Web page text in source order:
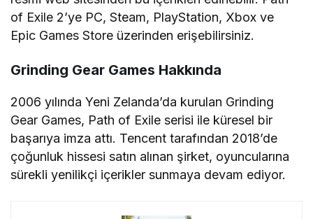
of Exile 2’ye PC, Steam, PlayStation, Xbox ve
Epic Games Store üzerinden erişebilirsiniz.
Grinding Gear Games Hakkında
2006 yılında Yeni Zelanda’da kurulan Grinding
Gear Games, Path of Exile serisi ile küresel bir
başarıya imza attı. Tencent tarafından 2018’de
çoğunluk hissesi satın alınan şirket, oyuncularına
sürekli yenilikçi içerikler sunmaya devam ediyor.